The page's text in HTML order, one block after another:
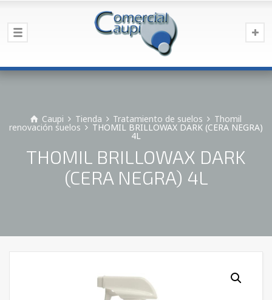
Caupi Tienda Tratamiento de suelos Thomil
renovación suelos THOMIL BRILLOWAX DARK (CERA NEGRA)
4L
THOMIL BRILLOWAX DARK
(CERA NEGRA) 4L